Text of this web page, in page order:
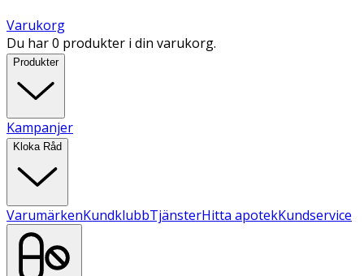
Varukorg
Du har 0 produkter i din varukorg.
Produkter
Kampanjer
Kloka Råd
VarumärkenKundklubbTjänsterHitta apotekKundservice